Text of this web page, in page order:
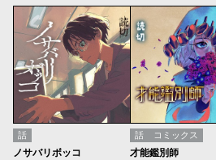
話
ノサバリボッコ
話 コミックス
才能鑑別師